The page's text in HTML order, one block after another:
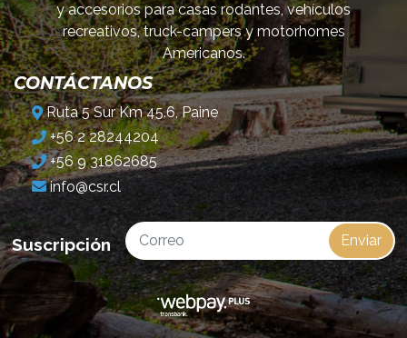
y accesorios para casas rodantes, vehículos
recreativos, truck-campers y motorhomes
Americanos.
CONTÁCTANOS
Ruta 5 Sur Km 45.6, Paine
+56 2 28244204
+56 9 31862685
info@csr.cl
Suscripción Enviar